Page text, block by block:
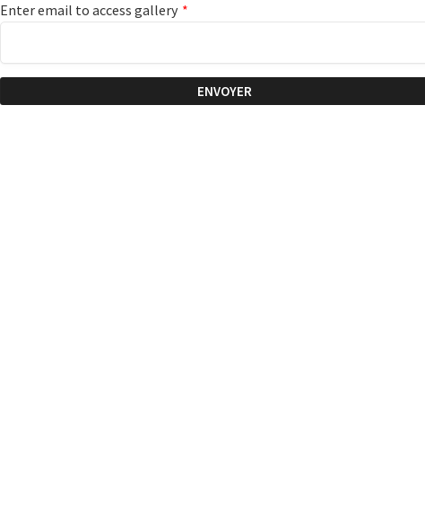
Enter email to access gallery *
ENVOYER